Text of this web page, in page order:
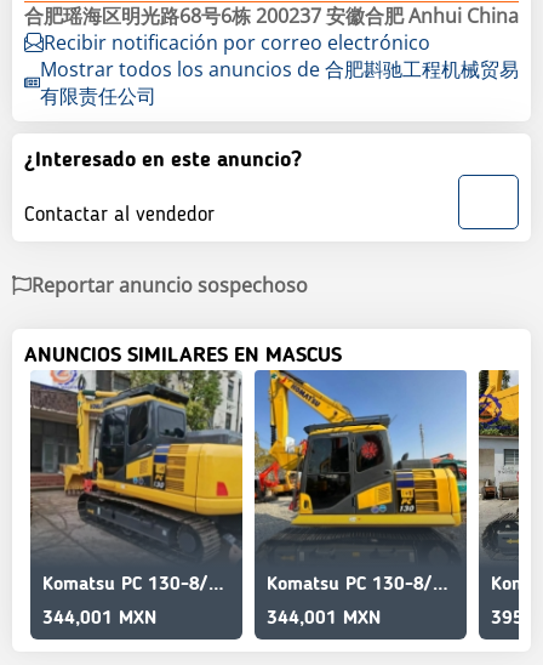
合肥瑶海区明光路68号6栋 200237 安徽合肥 Anhui China
Recibir notificación por correo electrónico
Mostrar todos los anuncios de 合肥斟驰工程机械贸易
有限责任公司
¿Interesado en este anuncio?
Contactar al vendedor
Reportar anuncio sospechoso
ANUNCIOS SIMILARES EN MASCUS
Komatsu PC 130-8/Well maintained/Great condition/Stable
344,001 MXN
Komatsu PC 130-8/Reliable quality/good price/90%new
344,001 MXN